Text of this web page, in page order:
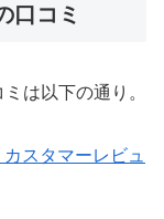
口コミ
は以下の通り。
スタマーレビュ